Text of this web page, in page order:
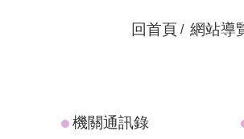
回首頁 網站導
機關通訊錄